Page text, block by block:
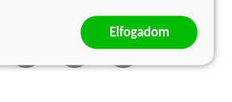
Elfogadom